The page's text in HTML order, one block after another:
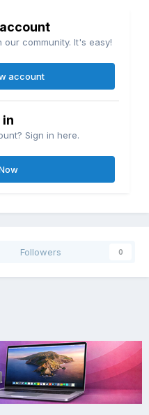
community. It's easy!
account
in
Sign in here.
Followers 0